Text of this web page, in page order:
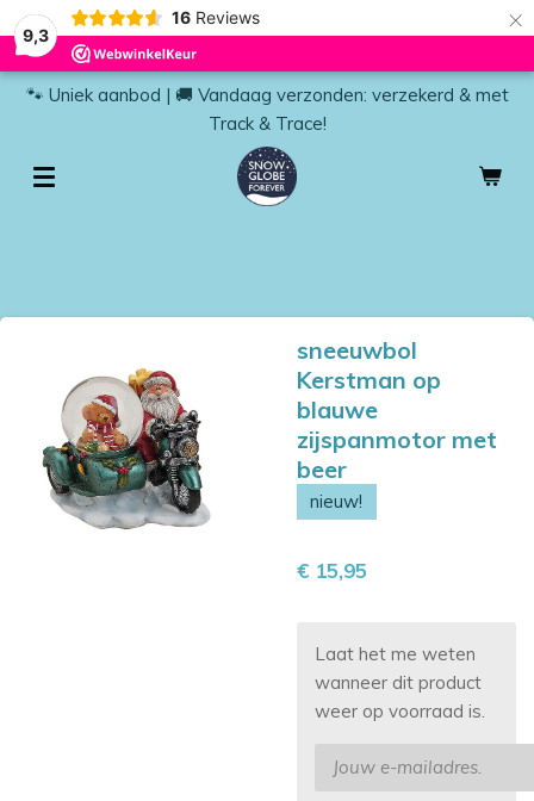
9,3
16 Reviews ×
🐾 Uniek aanbod | 🚚 Vandaag verzonden: verzekerd & met
Track & Trace!
sneeuwbol
Kerstman op
blauwe
zijspanmotor met
beer
nieuw!
€ 15,95
Laat het me weten
wanneer dit product
weer op voorraad is.